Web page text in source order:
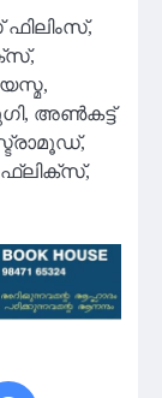
അൺകട്ട്